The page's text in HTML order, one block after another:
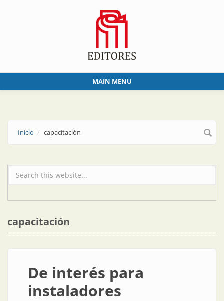
MAIN MENU
Inicio capacitación
Formulario de búsqueda
capacitación
De interés para
instaladores